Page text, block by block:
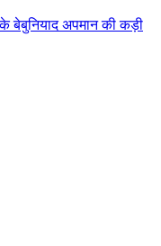
के बेबुनियाद अपमान की कड़ी